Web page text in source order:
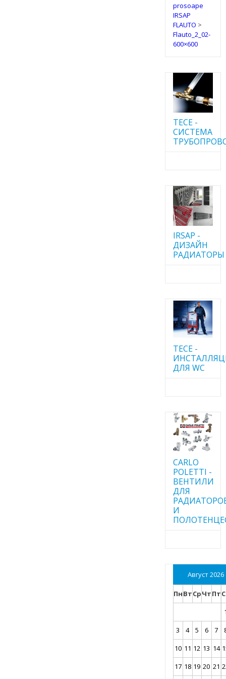
prosoape
IRSAP
FLAUTO >
Flauto_2_02-
600×600
TECE -
CИСТЕМА
IRSAP -
ДИЗАЙН
РАДИАТОРЫ
TECE -
ДЛЯ WC
CARLO
POLETTI -
ВЕНТИЛИ
ДЛЯ
И
Август 2026
ПнВтСрЧтПт
3
4 5 6 7
10 11 12 13 14
17 18 19 20 21